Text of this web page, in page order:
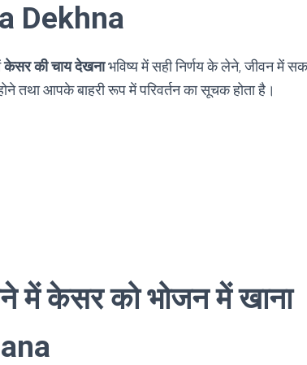
Dekhna
केसर की चाय देखनाभविष्य में सही निर्णय के लेने, जीवन में
तथा आपके बाहरी रूप में परिवर्तन का सूचक होता है।
में केसर को भोजन में